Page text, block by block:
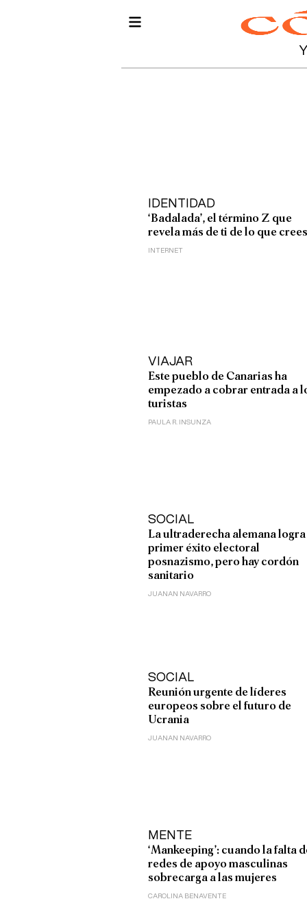
IDENTIDAD
‘Badalada’, el término Z que
revela más de ti de lo que crees
INTERNET
VIAJAR
Este pueblo de Canarias ha
empezado a cobrar entrada a
turistas
PAULA R. INSUNZA
SOCIAL
La ultraderecha alemana logra
primer éxito electoral
posnazismo, pero hay cordón
sanitario
JUANAN NAVARRO
SOCIAL
Reunión urgente de líderes
europeos sobre el futuro de
Ucrania
JUANAN NAVARRO
MENTE
‘Mankeeping’: cuando la falta
redes de apoyo masculinas
sobrecarga a las mujeres
CAROLINA BENAVENTE